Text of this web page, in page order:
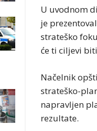
U uvodnom
je
strateško
će ti ciljevi
Načelnik
strateško-
napravljen
rezultate.